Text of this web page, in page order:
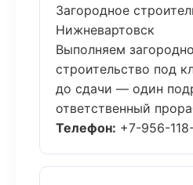
Загородное
Нижневартовск
Выполняем
строительство под
до сдачи — один
ответственный
Телефон: +7-956-